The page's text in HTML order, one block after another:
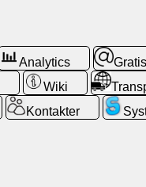
Analytics
Wiki
Kontakter